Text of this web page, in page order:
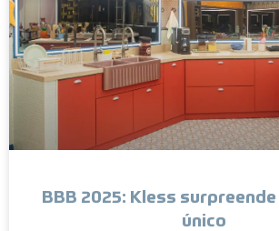
BBB 2025: Kless
único